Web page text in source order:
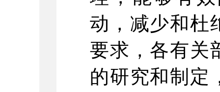
动，减少和杜
要求，各有关
的研究和制定